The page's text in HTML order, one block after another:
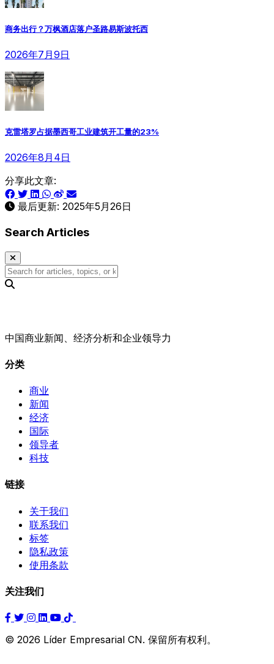
商务出行？万枫酒店落户圣路易斯波托西
2026年7月9日
克雷塔罗占据墨西哥工业建筑开工量的23%
2026年8月4日
分享此文章:
最后更新: 2025年5月26日
Search Articles
中国商业新闻、经济分析和企业领导力
分类
商业
新闻
经济
国际
领导者
科技
链接
关于我们
联系我们
标签
隐私政策
使用条款
关注我们
© 2026 Líder Empresarial CN. 保留所有权利。